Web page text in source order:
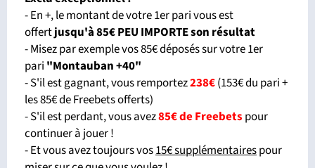
- En +, le montant de votre 1er pari vous est
offertjusqu'à 85€ PEU IMPORTE son résultat
- Misez par exemple vos 85€ déposés sur votre 1er
pari "Montauban +40"
- S'il est gagnant, vous remportez238€(153€ du pari +
les 85€ de Freebets offerts)
- S'il est perdant, vous avez85€ de Freebets pour
continuer à jouer !
- Et vous avez toujours vos15€ supplémentairespour